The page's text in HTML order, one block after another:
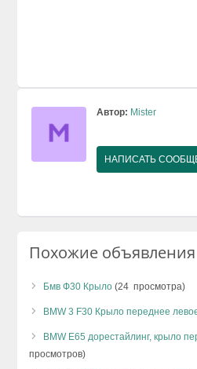
Автор: Mister
НАПИСАТЬ
Похожие объявления
Бмв Ф30 Крыло (24 просмотра)
BMW 3 F30 Крыло переднее
BMW E65 дорестайлинг, крыло
просмотров)